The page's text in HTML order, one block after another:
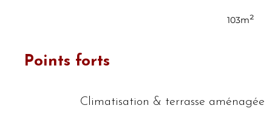
103m²
Points forts
Climatisation & terrasse aménagée